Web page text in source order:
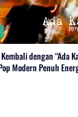
dengan “Ada
Modern Penuh